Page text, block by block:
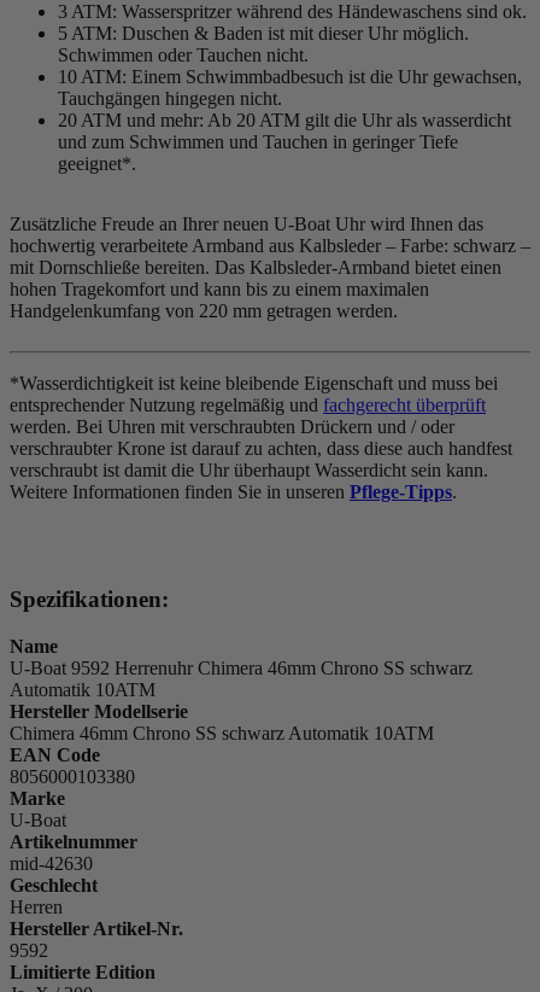
3 ATM: Wasserspritzer während des Händewaschens sind ok.
5 ATM: Duschen & Baden ist mit dieser Uhr möglich.
Schwimmen oder Tauchen nicht.
10 ATM: Einem Schwimmbadbesuch ist die Uhr gewachsen,
Tauchgängen hingegen nicht.
20 ATM und mehr: Ab 20 ATM gilt die Uhr als wasserdicht
und zum Schwimmen und Tauchen in geringer Tiefe
geeignet*.
Zusätzliche Freude an Ihrer neuen U-Boat Uhr wird Ihnen das
hochwertig verarbeitete Armband aus Kalbsleder – Farbe: schwarz –
mit Dornschließe bereiten. Das Kalbsleder-Armband bietet einen
hohen Tragekomfort und kann bis zu einem maximalen
Handgelenkumfang von 220 mm getragen werden.
*Wasserdichtigkeit ist keine bleibende Eigenschaft und muss bei
entsprechender Nutzung regelmäßig und fachgerecht überprüft
werden. Bei Uhren mit verschraubten Drückern und / oder
verschraubter Krone ist darauf zu achten, dass diese auch handfest
verschraubt ist damit die Uhr überhaupt Wasserdicht sein kann.
Weitere Informationen finden Sie in unseren Pflege-Tipps.
Spezifikationen:
Name
U-Boat 9592 Herrenuhr Chimera 46mm Chrono SS schwarz
Automatik 10ATM
Hersteller Modellserie
Chimera 46mm Chrono SS schwarz Automatik 10ATM
EAN Code
8056000103380
Marke
U-Boat
Artikelnummer
mid-42630
Geschlecht
Herren
Hersteller Artikel-Nr.
9592
Limitierte Edition